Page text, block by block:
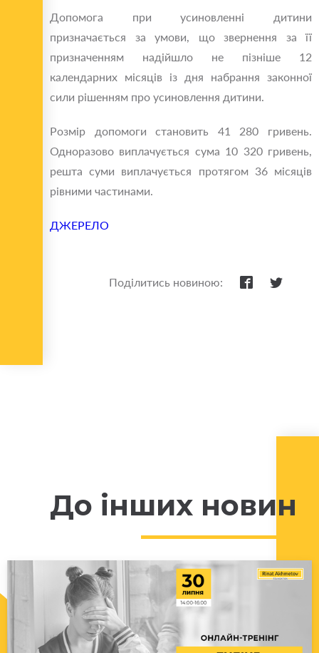
Допомога при усиновленні дитини
призначається за умови, що звернення за її
призначенням надійшло не пізніше 12
календарних місяців із дня набрання законної
сили рішенням про усиновлення дитини.
Розмір допомоги становить 41 280 гривень.
Одноразово виплачується сума 10 320 гривень,
решта суми виплачується протягом 36 місяців
рівними частинами.
ДЖЕРЕЛО
Поділитись новиною:
До інших новин